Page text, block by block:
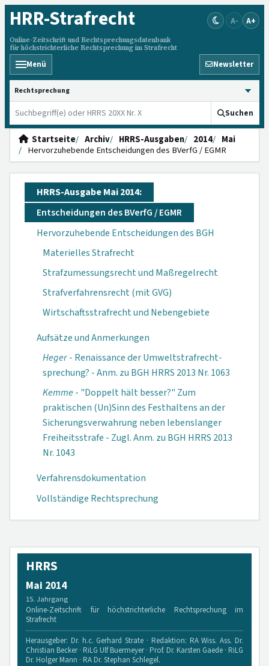
HRR-Strafrecht
Online-Zeitschrift und Rechtsprechungsdatenbank
für höchstrichterliche Rechtsprechung im Strafrecht
A- A+
Menü Newsletter
HRRS durchsuchen
Suchen
Startseite Archiv HRRS-Ausgaben 2014
Mai
Hervorzuhebende Entscheidungen des BVerfG / EGMR
HRRS-Ausgabe Mai 2014:
Entscheidungen des BVerfG / EGMR
Hervorzuhebende Entscheidungen des BGH
Materielles Strafrecht
Strafzumessungsrecht und Maßregelrecht
Strafverfahrensrecht (mit GVG)
Wirtschaftsstrafrecht und Nebengebiete
Aufsätze und Anmerkungen
Heger- Renaissance der Umweltstrafrecht­
sprechung? - Anm. zu BGH HRRS 2013 Nr. 1063
Kemme- "Doppelt hält besser?" Zum
praktischen (Un)Sinn des Festhaltens an der
Sicherungsverwahrung neben lebenslanger
Freiheitsstrafe - Zugl. Anm. zu BGH HRRS 2013
Nr. 1043
Verfahrensdokumen­tation
Vollständige Rechtsprechung
HRRS
Mai 2014
15. Jahrgang
Online-Zeitschrift für höchstrichterliche Rechtsprechung im
Strafrecht
Herausgeber: Dr. h.c. Gerhard Strate · Redaktion: RA Wiss. Ass. Dr.
Christian Becker · RiLG Ulf Buermeyer · Prof. Dr. Karsten Gaede · RiLG
Dr. Holger Mann · RA Dr. Stephan Schlegel.